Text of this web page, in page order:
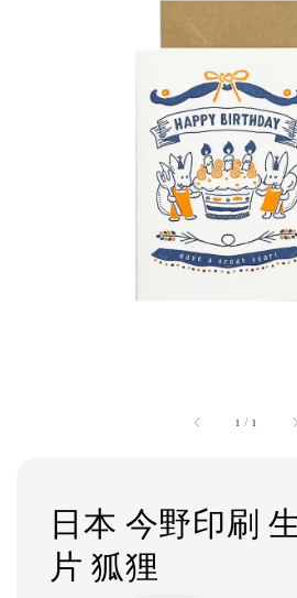
1 /1
日本 今野印刷
片 狐狸